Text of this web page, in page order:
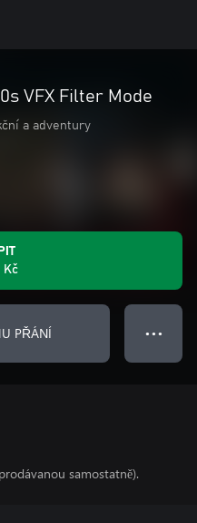
VFX Filter Mode
a adventury
Kč
PŘÁNÍ ● ● ●
samostatně).